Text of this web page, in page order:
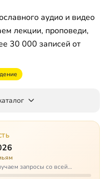
аудио и видео
лекции, проповеди,
30 000 записей от
запросы со всей
в школу. Семьи с больными